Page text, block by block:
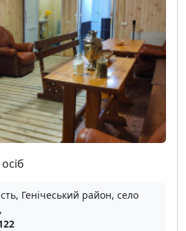
осіб
Генічеський район, село